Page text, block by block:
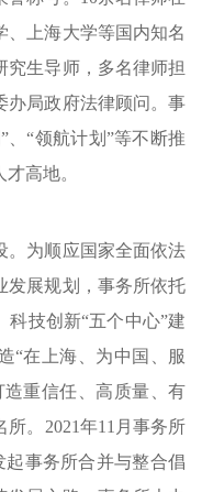
、上海大学等国内知名
究生导师，多名律师担
办局政府法律顾问。事
、“领航计划”等不断推
高地。
。为顺应国家全面依法
发展规划，事务所依托
科技创新“五个中心”建
“在上海、为中国、服
重信任、高质量、有
。 2021年11 月事务所
起事务所合并与整合倡